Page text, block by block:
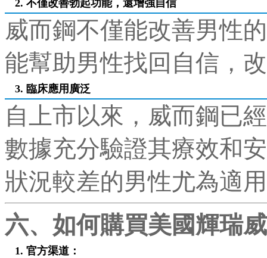
2. 不僅改善勃起功能，還增強自信
威而鋼不僅能改善男性
能幫助男性找回自信，
3. 臨床應用廣泛
自上市以來，威而鋼已
數據充分驗證其療效和
狀況較差的男性尤為適
六、如何購買美國輝瑞
1. 官方渠道：